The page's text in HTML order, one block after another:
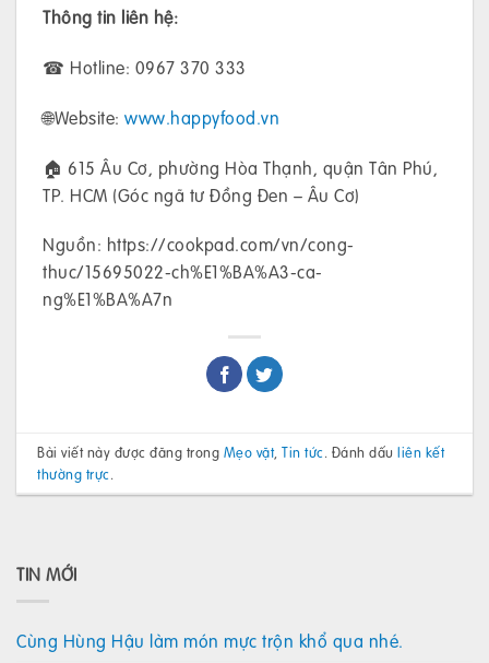
Thông tin liên hệ:
☎ Hotline: 0967 370 333
🌐Website: www.happyfood.vn
🏠 615 Âu Cơ, phường Hòa Thạnh, quận Tân Phú,
TP. HCM (Góc ngã tư Đồng Đen – Âu Cơ)
Nguồn: https://cookpad.com/vn/cong-
thuc/15695022-ch%E1%BA%A3-ca-
ng%E1%BA%A7n
Bài viết này được đăng trong Mẹo vặt,Tin tức. Đánh dấuliên kết
thường trực.
TIN MỚI
Cùng Hùng Hậu làm món mực trộn khổ qua nhé.